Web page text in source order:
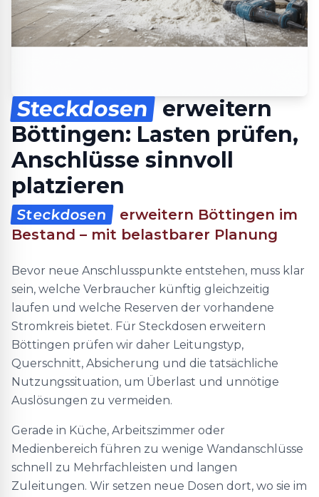
Steckdosen
erweitern
Böttingen: Lasten prüfen,
Anschlüsse sinnvoll
platzieren
Steckdosen
erweitern Böttingen im
Bestand – mit belastbarer Planung
Bevor neue Anschlusspunkte entstehen, muss klar
sein, welche Verbraucher künftig gleichzeitig
laufen und welche Reserven der vorhandene
Stromkreis bietet. Für Steckdosen erweitern
Böttingen prüfen wir daher Leitungstyp,
Querschnitt, Absicherung und die tatsächliche
Nutzungssituation, um Überlast und unnötige
Auslösungen zu vermeiden.
Gerade in Küche, Arbeitszimmer oder
Medienbereich führen zu wenige Wandanschlüsse
schnell zu Mehrfachleisten und langen
Zuleitungen. Wir setzen neue Dosen dort, wo sie im